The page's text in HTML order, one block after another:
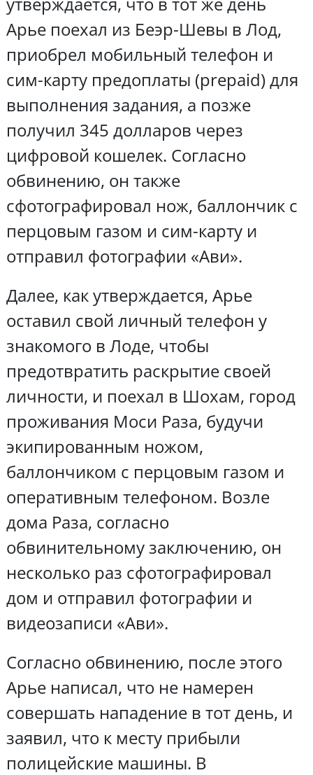
Арье поехал из Беэр-Шевы в Лод,
приобрел мобильный телефон и
сим-карту предоплаты (prepaid) для
выполнения задания, а позже
получил 345 долларов через
цифровой кошелек. Согласно
обвинению, он также
сфотографировал нож, баллончик с
перцовым газом и сим-карту и
отправил фотографии «Ави».
Далее, как утверждается, Арье
оставил свой личный телефон у
знакомого в Лоде, чтобы
предотвратить раскрытие своей
личности, и поехал в Шохам, город
проживания Моси Раза, будучи
экипированным ножом,
баллончиком с перцовым газом и
оперативным телефоном. Возле
дома Раза, согласно
обвинительному заключению, он
несколько раз сфотографировал
дом и отправил фотографии и
видеозаписи «Ави».
Согласно обвинению, после этого
Арье написал, что не намерен
совершать нападение в тот день, и
заявил, что к месту прибыли
полицейские машины. В